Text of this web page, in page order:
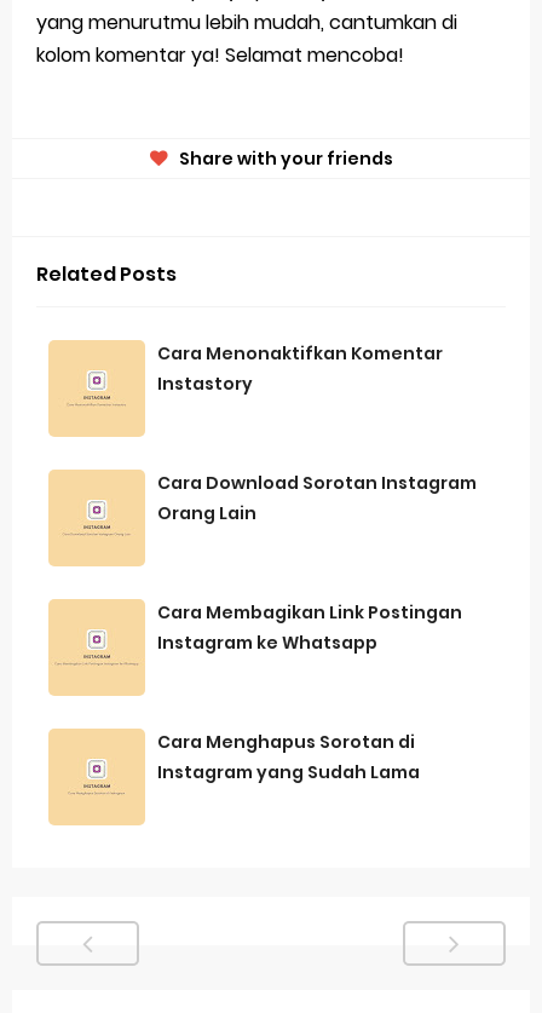
yang menurutmu lebih mudah, cantumkan di
kolom komentar ya! Selamat mencoba!
Share with your friends
Related Posts
Cara Menonaktifkan Komentar
Instastory
Cara Download Sorotan Instagram
Orang Lain
Cara Membagikan Link Postingan
Instagram ke Whatsapp
Cara Menghapus Sorotan di
Instagram yang Sudah Lama